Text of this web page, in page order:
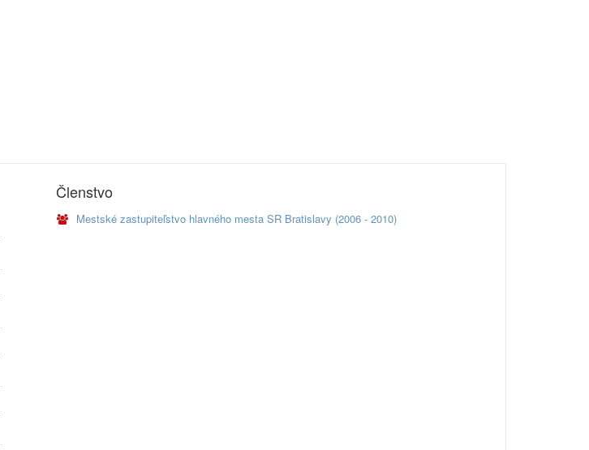
Členstvo
Mestské zastupiteľstvo hlavného mesta SR Bratislavy (2006 - 2010)